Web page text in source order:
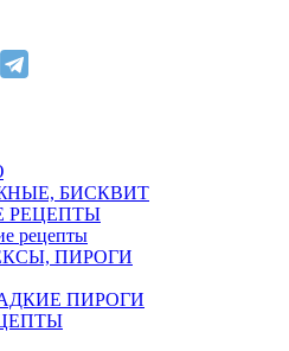
БИСКВИТ
РЕЦЕПТЫ
рецепты
ПИРОГИ
ПИРОГИ